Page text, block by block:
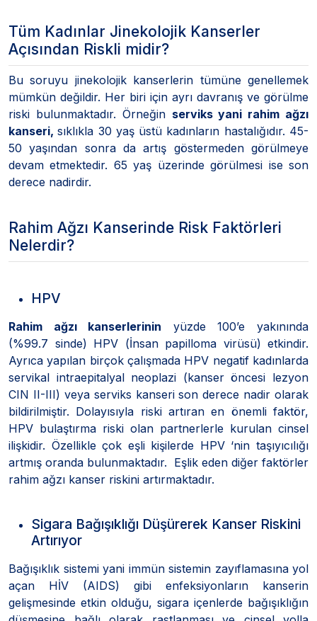
Tüm Kadınlar Jinekolojik Kanserler
Açısından Riskli midir?
Bu soruyu jinekolojik kanserlerin tümüne genellemek
mümkün değildir. Her biri için ayrı davranış ve görülme
riski bulunmaktadır. Örneğin serviks yani rahim ağzı
kanseri,sıklıkla 30 yaş üstü kadınların hastalığıdır. 45-
50 yaşından sonra da artış göstermeden görülmeye
devam etmektedir. 65 yaş üzerinde görülmesi ise son
derece nadirdir.
Rahim Ağzı Kanserinde Risk Faktörleri
Nelerdir?
HPV
Rahim ağzı kanserlerinin yüzde 100’e yakınında
(%99.7 sinde) HPV (İnsan papilloma virüsü) etkindir.
Ayrıca yapılan birçok çalışmada HPV negatif kadınlarda
servikal intraepitalyal neoplazi (kanser öncesi lezyon
CIN II-III) veya serviks kanseri son derece nadir olarak
bildirilmiştir. Dolayısıyla riski artıran en önemli faktör,
HPV bulaştırma riski olan partnerlerle kurulan cinsel
ilişkidir. Özellikle çok eşli kişilerde HPV ‘nin taşıyıcılığı
artmış oranda bulunmaktadır. Eşlik eden diğer faktörler
rahim ağzı kanser riskini artırmaktadır.
Sigara Bağışıklığı Düşürerek Kanser Riskini
Artırıyor
Bağışıklık sistemi yani immün sistemin zayıflamasına yol
açan HİV (AIDS) gibi enfeksiyonların kanserin
gelişmesinde etkin olduğu, sigara içenlerde bağışıklığın